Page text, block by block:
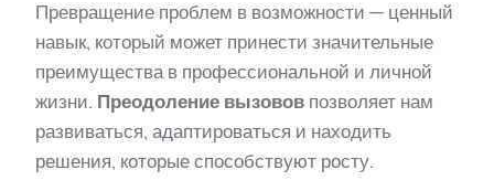
Превращение проблем в возможности — ценный
навык, который может принести значительные
преимущества в профессиональной и личной
жизни. Преодоление вызовов позволяет нам
развиваться, адаптироваться и находить
решения, которые способствуют росту.